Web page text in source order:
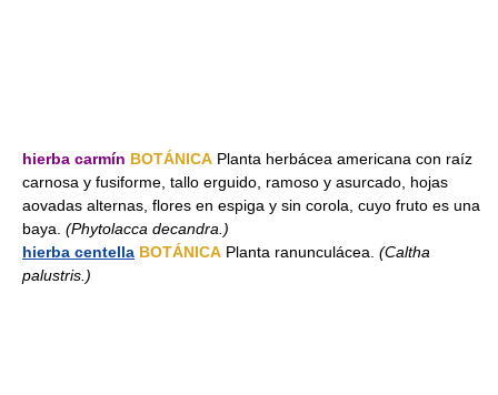
hierba carmín BOTÁNICA Planta herbácea americana con raíz
carnosa y fusiforme, tallo erguido, ramoso y asurcado, hojas
aovadas alternas, flores en espiga y sin corola, cuyo fruto es una
baya. (Phytolacca decandra.)
hierba centella BOTÁNICA Planta ranunculácea. (Caltha
palustris.)